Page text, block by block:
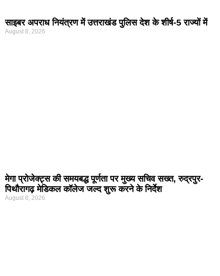
साइबर अपराध नियंत्रण में उत्तराखंड पुलिस देश के शीर्ष-5 राज्यों में
August 8, 2026
मेगा प्रोजेक्ट्स की समयबद्ध पूर्णता पर मुख्य सचिव सख्त, रुद्रपुर-
पिथौरागढ़ मेडिकल कॉलेज जल्द शुरू करने के निर्देश
August 8, 2026